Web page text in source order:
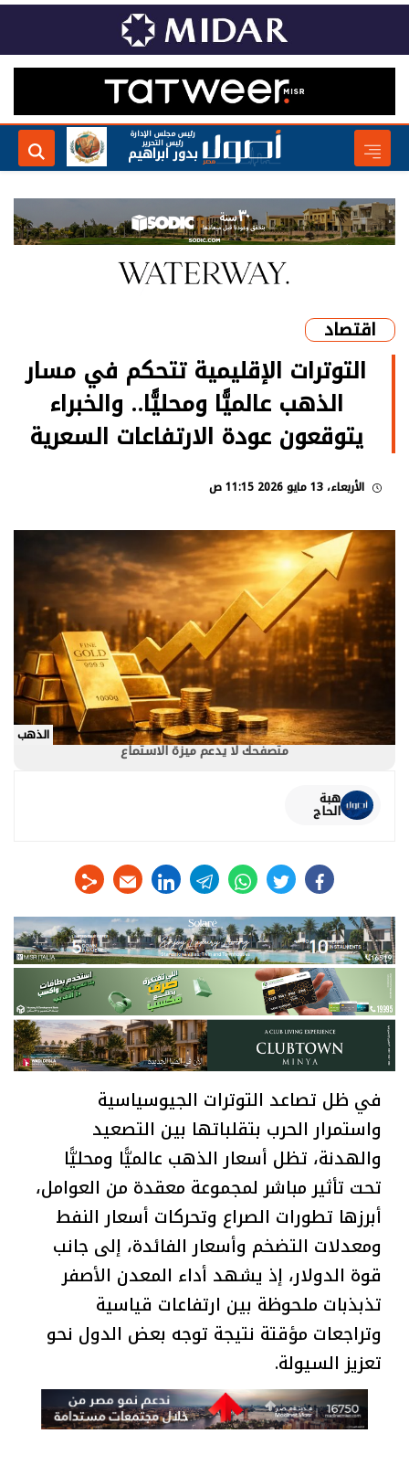
رئيس مجلس الإدارة
رئيس التحرير
بدور ابراهيم
اقتصاد
التوترات الإقليمية تتحكم في مسار
الذهب عالميًّا ومحليًّا.. والخبراء
يتوقعون عودة الارتفاعات السعرية
الأربعاء، 13 مايو 2026 11:15 ص
الذهب
متصفحك لا يدعم ميزة الاستماع
هبة
الحاج
facebook
twitter
whats
telegram
linkedin
في ظل تصاعد التوترات الجيوسياسية
واستمرار الحرب بتقلباتها بين التصعيد
والهدنة، تظل أسعار الذهب عالميًّا ومحليًّا
تحت تأثير مباشر لمجموعة معقدة من العوامل،
أبرزها تطورات الصراع وتحركات أسعار النفط
ومعدلات التضخم وأسعار الفائدة، إلى جانب
قوة الدولار، إذ يشهد أداء المعدن الأصفر
تذبذبات ملحوظة بين ارتفاعات قياسية
وتراجعات مؤقتة نتيجة توجه بعض الدول نحو
تعزيز السيولة.